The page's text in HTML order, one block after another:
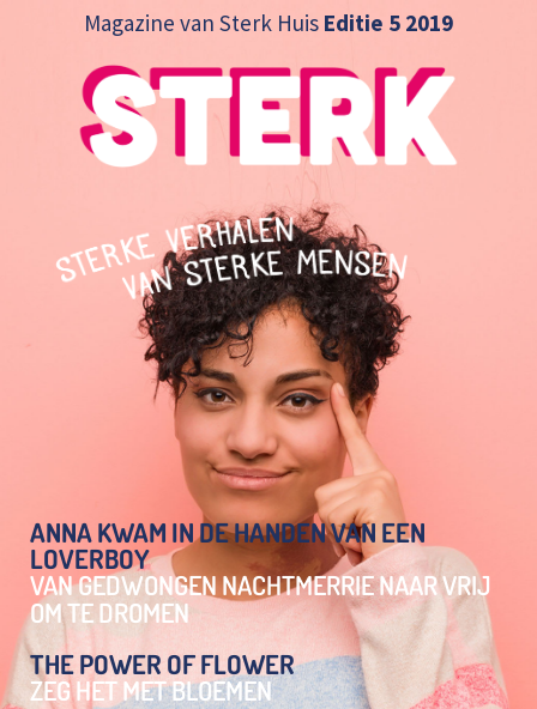
Magazine van Sterk Huis Editie 5 2019
ANNA KWAM IN DE HANDEN VAN EEN
LOVERBOY
VAN GEDWONGEN NACHTMERRIE NAAR VRIJ
OM TE DROMEN
THE POWER OF FLOWER
ZEG HET MET BLOEMEN